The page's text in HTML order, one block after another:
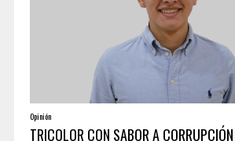
Opinión
TRICOLOR CON SABOR A CORRUPCIÓN